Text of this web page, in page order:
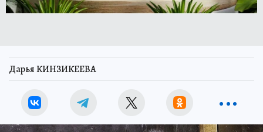
Дарья КИНЗИКЕЕВА